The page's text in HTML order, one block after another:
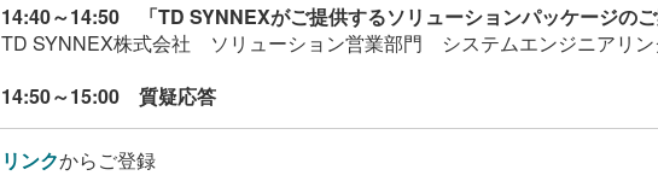
14:40～14:50 「TD SYNNEXがご提供するソリューションパッケージのご
TD SYNNEX株式会社 ソリューション営業部門 システムエンジニアリ
14:50～15:00 質疑応答
リンクからご登録